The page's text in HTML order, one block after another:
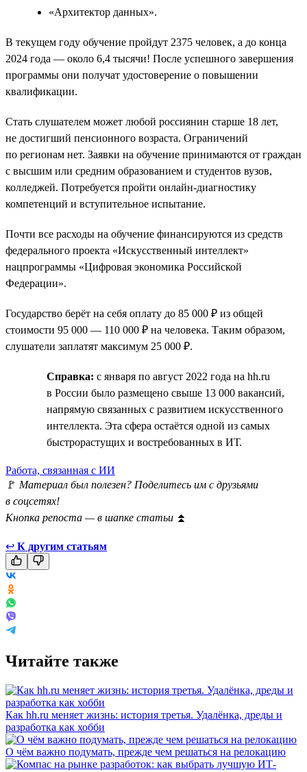
«Архитектор данных».
В текущем году обучение пройдут 2375 человек, а до конца
2024 года — около 6,4 тысячи! После успешного завершения
программы они получат удостоверение о повышении
квалификации.
Стать слушателем может любой россиянин старше 18 лет,
не достигший пенсионного возраста. Ограничений
по регионам нет. Заявки на обучение принимаются от граждан
с высшим или средним образованием и студентов вузов,
колледжей. Потребуется пройти онлайн-диагностику
компетенций и вступительное испытание.
Почти все расходы на обучение финансируются из средств
федерального проекта «Искусственный интеллект»
нацпрограммы «Цифровая экономика Российской
Федерации».
Государство берёт на себя оплату до 85 000 ₽ из общей
стоимости 95 000 — 110 000 ₽ на человека. Таким образом,
слушатели заплатят максимум 25 000 ₽.
Справка: с января по август 2022 года на hh.ru
в России было размещено свыше 13 000 вакансий,
напрямую связанных с развитием искусственного
интеллекта. Эта сфера остаётся одной из самых
быстрорастущих и востребованных в ИТ.
Работа, связанная с ИИ
🚩 Материал был полезен? Поделитесь им с друзьями
в соцсетях!
Кнопка репоста — в шапке статьи ⏫
↩ К другим статьям
Читайте также
Как hh.ru меняет жизнь: история третья. Удалёнка, дреды и
разработка как хобби
О чём важно подумать, прежде чем решаться на релокацию